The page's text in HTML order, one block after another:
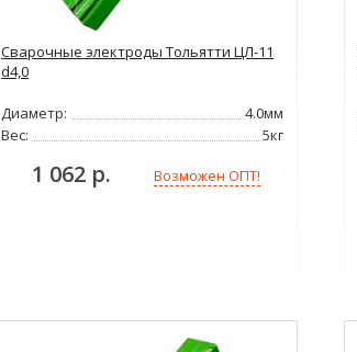
Сварочные электроды Тольятти ЦЛ-11
d4,0
Диаметр:
4.0мм
Вес:
5кг
1 062 р. Возможен ОПТ!